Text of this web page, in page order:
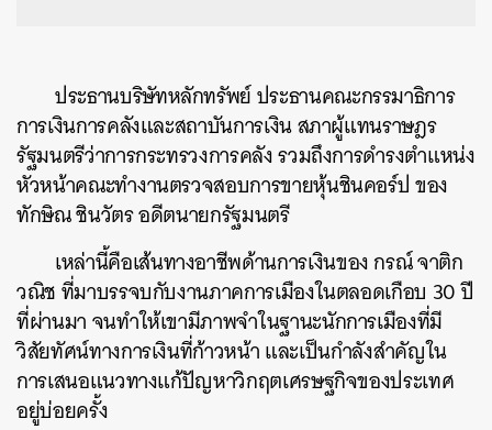
ประธานบริษัทหลักทรัพย์ ประธานคณะกรรมาธิการ
การเงินการคลังและสถาบันการเงิน สภาผู้แทนราษฎร
รัฐมนตรีว่าการกระทรวงการคลัง รวมถึงการดำรงตำแหน่ง
หัวหน้าคณะ​ทำงานตรวจสอบ​การขายหุ้นชินคอร์ป ของ
ทักษิณ ชินวัตร อดีตนายกรัฐมนตรี
เหล่านี้คือเส้นทางอาชีพด้านการเงินของ กรณ์ จาติก
วณิช ที่มาบรรจบกับงานภาคการเมืองในตลอดเกือบ 30 ปี
ที่ผ่านมา จนทำให้เขามีภาพจำในฐานะนักการเมืองที่มี
วิสัยทัศน์ทางการเงินที่ก้าวหน้า และเป็นกำลังสำคัญใน
การเสนอแนวทางแก้ปัญหาวิกฤตเศรษฐกิจของประเทศ
อยู่บ่อยครั้ง